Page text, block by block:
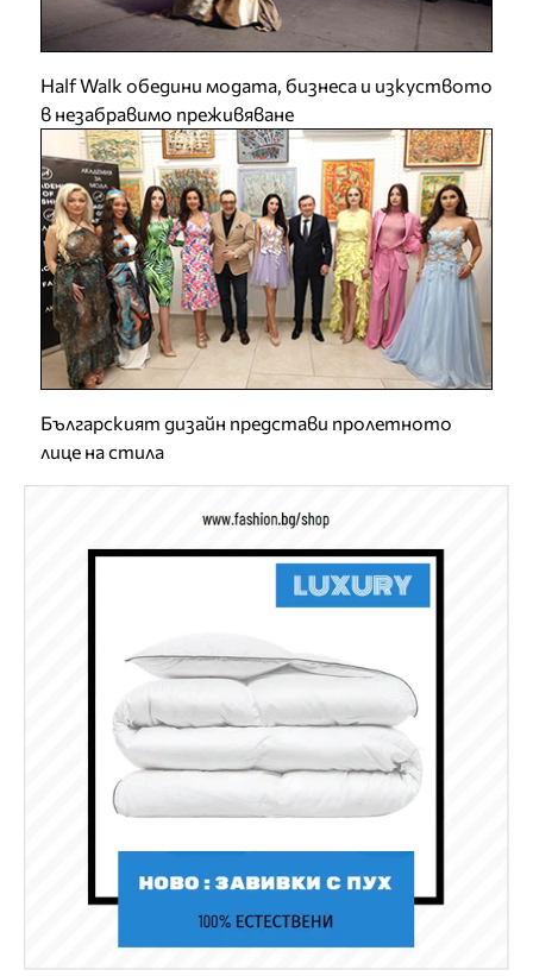
Half Walk обедини модата, бизнеса и изкуството
в незабравимо преживяване
Българският дизайн представи пролетното
лице на стила